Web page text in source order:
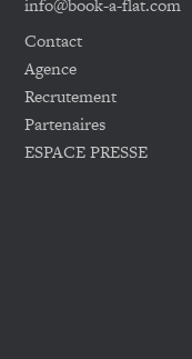
Contact
Agence
Recrutement
Partenaires
ESPACE PRESSE